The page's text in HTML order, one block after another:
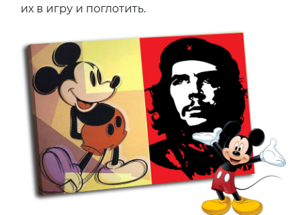
их в игру и поглотить.